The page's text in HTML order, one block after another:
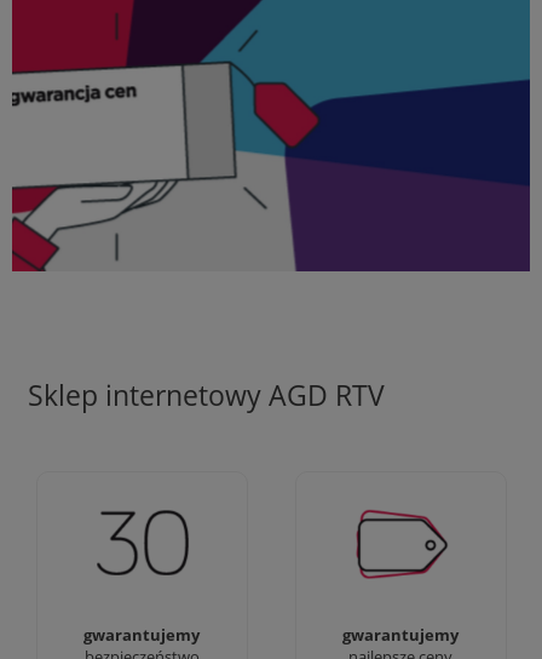
Sklep internetowy AGD RTV
gwarantujemy
Jesteśmy firmą z 30-
gwarantujemy
Ciężko pracujemy aby
zapewnić najlepsze